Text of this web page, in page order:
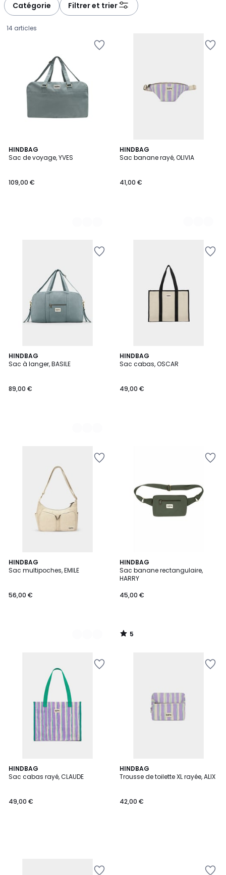
Catégorie Filtrer et trier
14 articles
HINDBAG
Sac de voyage, YVES
€.
109,00 €
2
Couleurs
HINDBAG
Sac banane rayé, OLIVIA
41,00 €
3
Couleurs
HINDBAG
Sac à langer, BASILE
89,00 €
2
Couleurs
HINDBAG
Sac cabas, OSCAR
49,00 €
HINDBAG
Sac multipoches, EMILE
56,00 €
2
Couleurs
HINDBAG
Sac banane rectangulaire,
HARRY
45,00 €
5
/
5
5
/
HINDBAG
Sac cabas rayé, CLAUDE
49,00 €
HINDBAG
Trousse de toilette XL rayée, ALIX
42,00 €